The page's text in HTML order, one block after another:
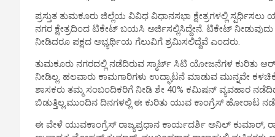
ಪ್ರಸ್ತುತ ತುಮಕೂರು ಜಿಲ್ಲೆಯ ವಿವಿಧ ವಿಧಾನಸಭಾ ಕ್ಷೇತ್ರಗಳಲ್ಲಿ
ನಗರ ಕ್ಷೇತ್ರದಿಂದ ಟಿಕೇಟ್ ಬಯಸಿ ಅರ್ಜಿಸಲ್ಲಿಸಿದ್ದೇನೆ. ಟಿಕೇಟ್
ನೀಡಿದರೂ ಪಕ್ಷದ ಅಭ್ಯರ್ಥಿಯ ಗೆಲುವಿಗೆ ಶ್ರಮಿಸಲಿದ್ದೆವೆ ಎಂದರು.
ತುಮಕೂರು ನಗರದಲ್ಲಿ ನಡೆದಿರುವ ಸ್ಮಾರ್ಟ್ ಸಿಟಿ ಯೋಜನೆಗಳ ಕುರಿತು
ನೀಡಿಲ್ಲ. ಹಲವಾರು ಕಾಮಗಾರಿಗಳು ಉದ್ಘಾಟನೆ ಮಾಡುವ ಮುನ್ನವೇ
ಶಾಸಕರು ತಮ್ಮ ಸಂಬಂದಿಕರಿಗೆ ನೀಡಿ ಶೇ 40% ಕಮಿಷನ್ ವ್ಯವಹಾರ
ಬಿಡುತ್ತಿಲ್ಲ.ಮುಂದಿನ ದಿನಗಳಲ್ಲಿ ಈ ಕುರಿತು ಯುವ ಕಾಂಗ್ರೆಸ್ ಹೋರಾಟ
ಈ ವೇಳೆ ಯುವಕಾಂಗ್ರೆಸ್ ರಾಜ್ಯಪ್ರಧಾನ ಕಾರ್ಯದರ್ಶಿ ಅನಿಲ್ ಕುಮಾರ್,